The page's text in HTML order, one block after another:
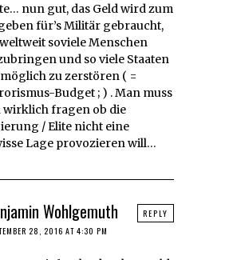
nun gut, das Geld wird zum
für’s Militär gebraucht,
soviele Menschen
und so viele Staaten
zu zerstören ( =
Budget ; ) . Man muss
wirklich fragen ob die
/ Elite nicht eine
Lage provozieren will…
Wohlgemuth
28, 2016 AT 4:30 PM
REPLY